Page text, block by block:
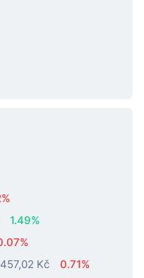
světa
1.49%
Kč 0.71%